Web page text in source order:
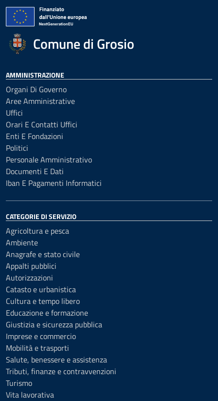
Comune di Grosio
AMMINISTRAZIONE
Organi Di Governo
Aree Amministrative
Uffici
Orari E Contatti Uffici
Enti E Fondazioni
Politici
Personale Amministrativo
Documenti E Dati
Iban E Pagamenti Informatici
CATEGORIE DI SERVIZIO
Agricoltura e pesca
Ambiente
Anagrafe e stato civile
Appalti pubblici
Autorizzazioni
Catasto e urbanistica
Cultura e tempo libero
Educazione e formazione
Giustizia e sicurezza pubblica
Imprese e commercio
Mobilità e trasporti
Salute, benessere e assistenza
Tributi, finanze e contravvenzioni
Turismo
Vita lavorativa